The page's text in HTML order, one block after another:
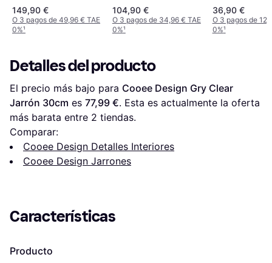
149,90 €
O 3 pagos de 49,96 € TAE
0%¹
104,90 €
O 3 pagos de 34,96 € TAE
0%¹
cm Smoked
Jarrón 31.7cm
36,90 €
O 3 pagos de
0%¹
Detalles del producto
El precio más bajo para Cooee Design Gry Clear
Jarrón 30cm es 77,99 €. Esta es actualmente la oferta
más barata entre 2 tiendas.
Comparar:
Cooee Design Detalles Interiores
Cooee Design Jarrones
Características
Producto